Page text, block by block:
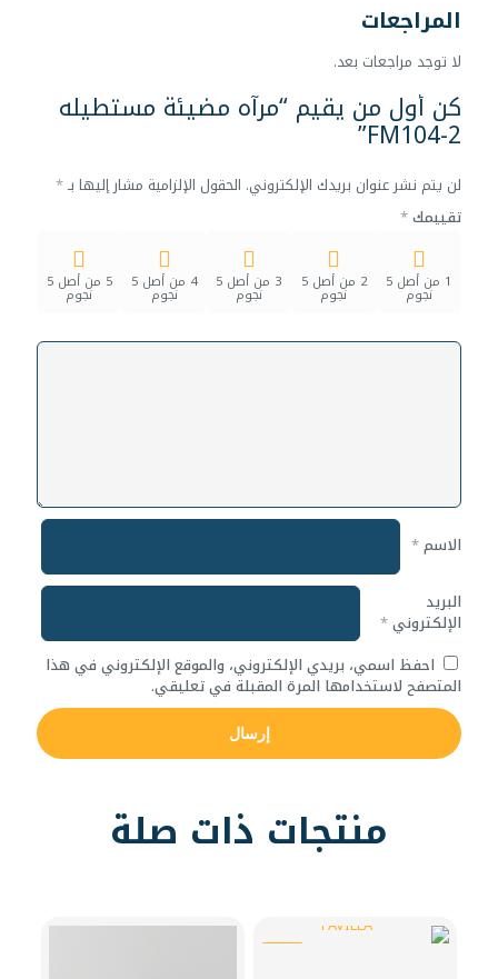
المراجعات
لا توجد مراجعات بعد.
كن أول من يقيم “مرآه مضيئة مستطيله
FM104-2”
لن يتم نشر عنوان بريدك الإلكتروني. الحقول الإلزامية مشار إليها بـ*
تقييمك*
1 من أصل 5
نجوم
2 من أصل 5
نجوم
3 من أصل 5
نجوم
4 من أصل 5
نجوم
5 من أصل 5
نجوم
الاسم*
البريد
الإلكتروني*
احفظ اسمي، بريدي الإلكتروني، والموقع الإلكتروني في هذا
المتصفح لاستخدامها المرة المقبلة في تعليقي.
منتجات ذات صلة